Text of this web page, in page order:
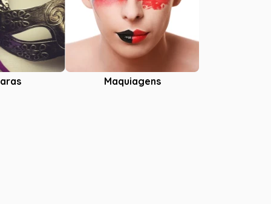
Maquiagens